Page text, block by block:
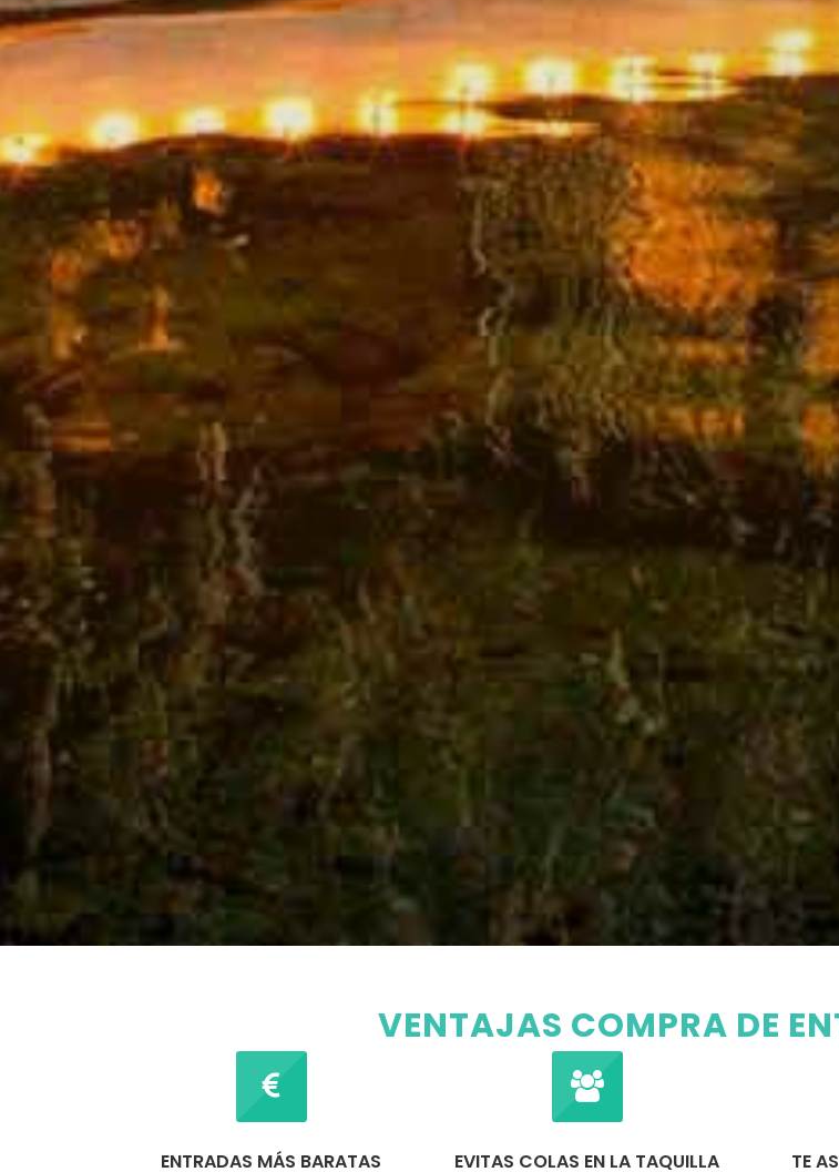
VENTAJAS COMPRA DE
ENTRADAS MÁS BARATAS EVITAS COLAS EN LA TAQUILLA TE